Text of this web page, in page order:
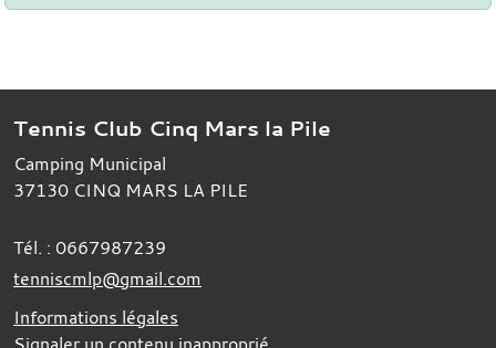
Tennis Club Cinq Mars la Pile
Camping Municipal
37130 CINQ MARS LA PILE
Tél. : 0667987239
tenniscmlp@gmail.com
Informations légales
Signaler un contenu inapproprié